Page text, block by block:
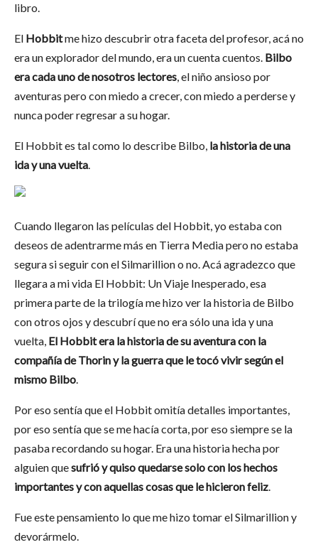
libro.
El Hobbitme hizo descubrir otra faceta del profesor, acá no
era un explorador del mundo, era un cuenta cuentos. Bilbo
era cada uno de nosotros lectores, el niño ansioso por
aventuras pero con miedo a crecer, con miedo a perderse y
nunca poder regresar a su hogar.
El Hobbit es tal como lo describe Bilbo, la historia de una
ida y una vuelta.
Cuando llegaron las películas del Hobbit, yo estaba con
deseos de adentrarme más en Tierra Media pero no estaba
segura si seguir con el Silmarillion o no. Acá agradezco que
llegara a mi vida El Hobbit: Un Viaje Inesperado, esa
primera parte de la trilogía me hizo ver la historia de Bilbo
con otros ojos y descubrí que no era sólo una ida y una
vuelta, El Hobbit era la historia de su aventura con la
compañía de Thorin y la guerra que le tocó vivir según el
mismo Bilbo.
Por eso sentía que el Hobbit omitía detalles importantes,
por eso sentía que se me hacía corta, por eso siempre se la
pasaba recordando su hogar. Era una historia hecha por
alguien quesufrió y quiso quedarse solo con los hechos
importantes y con aquellas cosas que le hicieron feliz.
Fue este pensamiento lo que me hizo tomar el Silmarillion y
devorármelo.